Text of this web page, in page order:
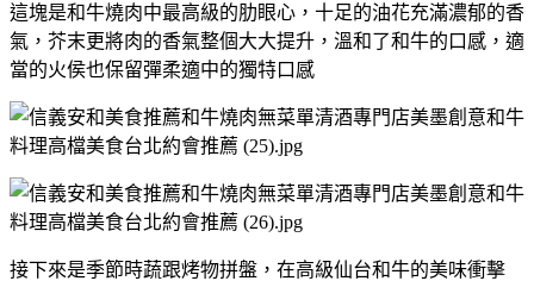
這塊是和牛燒肉中最高級的肋眼心，十足的油花充滿濃郁的香
氣，芥末更將肉的香氣整個大大提升，溫和了和牛的口感，適
當的火侯也保留彈柔適中的獨特口感
接下來是季節時蔬跟烤物拼盤，在高級仙台和牛的美味衝擊